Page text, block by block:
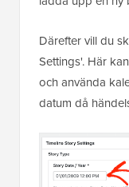
Därefter vill du
Settings'. Här
och använda
datum då